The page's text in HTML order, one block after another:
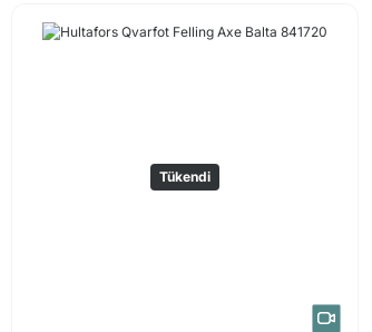
Tükendi